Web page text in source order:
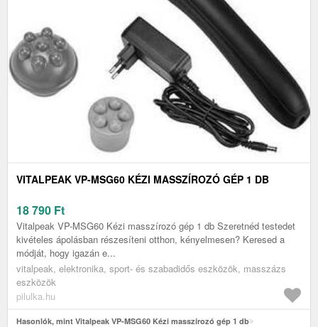
VITALPEAK VP-MSG60 KÉZI MASSZÍROZÓ GÉP 1 DB
18 790 Ft
Vitalpeak VP-MSG60 Kézi masszírozó gép 1 db Szeretnéd testedet
kivételes ápolásban részesíteni otthon, kényelmesen? Keresed a
módját, hogy igazán e...
vitalpeak, elektronika, sport- és szabadidős eszközök, masszázs
eszközök
pilulka.hu
Hasonlók, mint Vitalpeak VP-MSG60 Kézi masszírozó gép 1 db